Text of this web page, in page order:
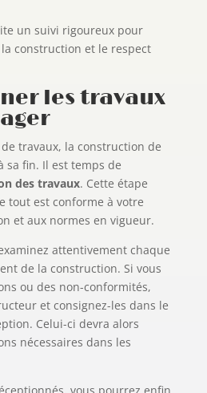
un suivi rigoureux pour
construction et le respect
les travaux
travaux, la construction de
sa fin. Il est temps de
des travaux. Cette étape
tout est conforme à votre
et aux normes en vigueur.
attentivement chaque
de la construction. Si vous
ou des non-conformités,
et consignez-les dans le
Celui-ci devra alors
nécessaires dans les